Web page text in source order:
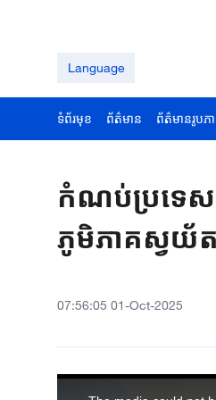
Language
ទំព័រមុខ ព័ត៌មាន ព័ត៌មានរូបភ
កំណប់ប្រទេស
ភូមិភាគស្វយ័
07:56:05 01-Oct-2025
This